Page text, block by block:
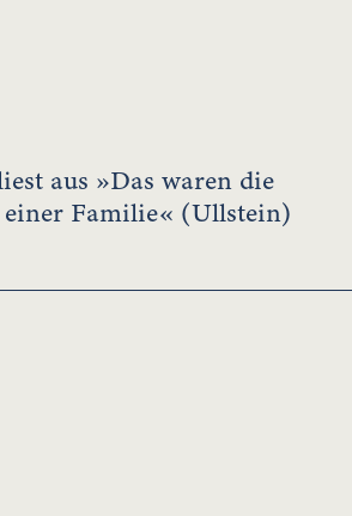
aus »Das waren die
einer Familie« (Ullstein)